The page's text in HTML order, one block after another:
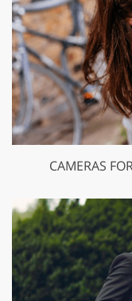
CAMERAS